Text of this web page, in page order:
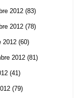
2012 (83)
2012 (78)
2012 (60)
2012 (81)
(41)
(79)